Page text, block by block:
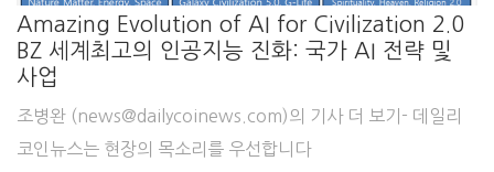
Amazing Evolution of AI for Civilization 2.0
BZ 세계최고의 인공지능 진화: 국가 AI 전략 및
사업
조병완 (news@dailycoinews.com)의 기사 더 보기- 데일리
코인뉴스는 현장의 목소리를 우선합니다